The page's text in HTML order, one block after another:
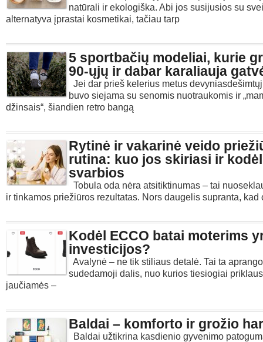
natūrali ir ekologiška. Abi jos susijusios su
alternatyva įprastai kosmetikai, tačiau tarp
5 sportbačių modeliai, kurie
90-ųjų ir dabar karaliauja
Jei dar prieš kelerius metus
buvo siejama su senomis nuotraukomis ir
džinsais“, šiandien retro bangą
Rytinė ir vakarinė veido
rutina: kuo jos skiriasi ir
svarbios
Tobula oda nėra atsitiktinumas – tai
ir tinkamos priežiūros rezultatas. Nors daugelis supranta, kad
Kodėl ECCO batai moterims
investicijos?
Avalynė – ne tik stiliaus detalė. Tai ta
sudedamoji dalis, nuo kurios tiesiogiai
jaučiamės –
Baldai – komforto ir grožio
Baldai užtikrina kasdienio gyvenimo